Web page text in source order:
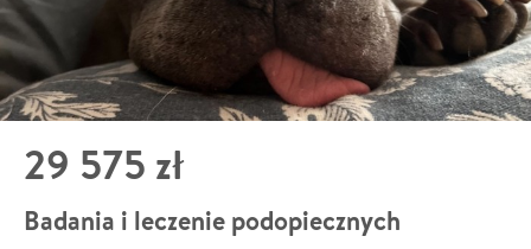
29 575 zł
Badania i leczenie podopiecznych